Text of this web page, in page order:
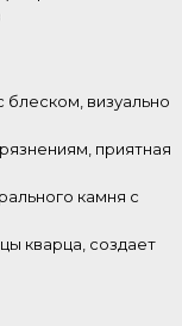
блеском, визуально
приятная
камня с
кварца, создает